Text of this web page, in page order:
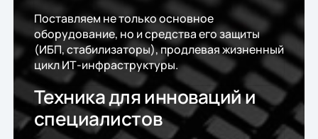
Поставляем не только основное
оборудование, но и средства его защиты
(ИБП, стабилизаторы), продлевая жизненный
цикл ИТ-инфраструктуры.
Техника для инноваций и
специалистов